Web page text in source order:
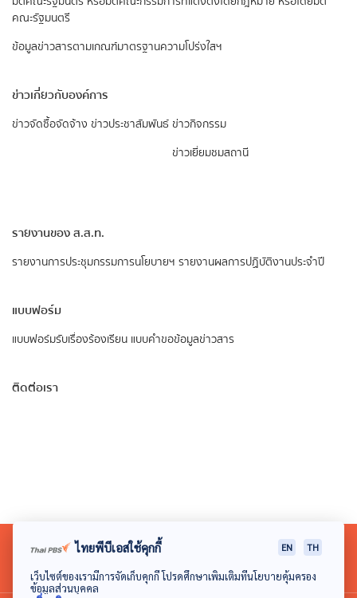
คณะรัฐมนตรี
ข้อมูลข่าวสารตามเกณฑ์มาตรฐานความโปร่งใสฯ
ข่าวเกี่ยวกับองค์การ
ข่าวจัดซื้อจัดจ้าง ข่าวประชาสัมพันธ์ ข่าวกิจกรรม
ข่าวเยี่ยมชมสถานี
รายงานของ ส.ส.ท.
รายงานการประชุมกรรมการนโยบายฯ รายงานผลการปฏิบัติงานประจำปี
แบบฟอร์ม
แบบฟอร์มรับเรื่องร้องเรียน แบบคำขอข้อมูลข่าวสาร
ติดต่อเรา
ไทยพีบีเอสใช้คุกกี้ EN TH
เว็บไซต์ของเรามีการจัดเก็บคุกกี้ โปรดศึกษาเพิ่มเติมที่นโยบายคุ้มครอง
ข้อมูลส่วนบุคคล